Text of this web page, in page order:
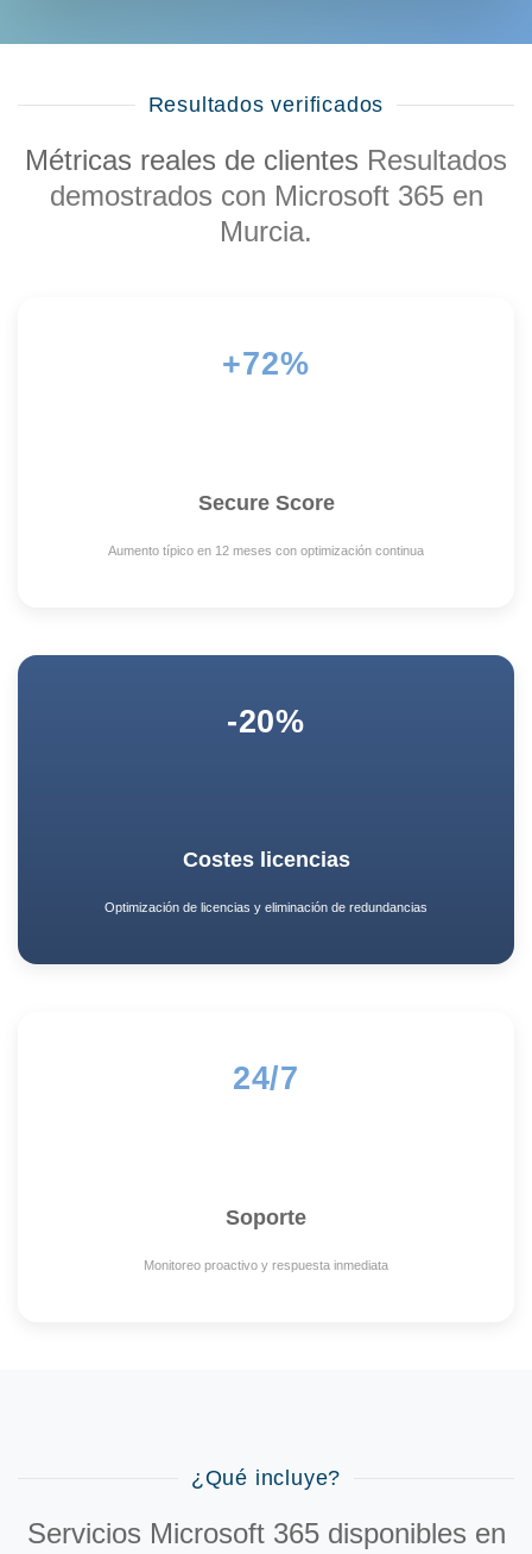
Resultados verificados
Métricas reales de clientes Resultados
demostrados con Microsoft 365 en
Murcia.
+72%
Secure Score
Aumento típico en 12 meses con optimización continua
-20%
Costes licencias
Optimización de licencias y eliminación de redundancias
24/7
Soporte
Monitoreo proactivo y respuesta inmediata
¿Qué incluye?
Servicios Microsoft 365 disponibles en